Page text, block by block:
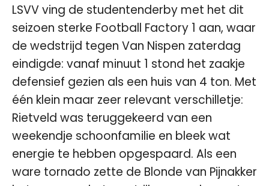
LSVV ving de studentenderby met het dit
seizoen sterke Football Factory 1 aan, waar
de wedstrijd tegen Van Nispen zaterdag
eindigde: vanaf minuut 1 stond het zaakje
defensief gezien als een huis van 4 ton. Met
één klein maar zeer relevant verschilletje:
Rietveld was teruggekeerd van een
weekendje schoonfamilie en bleek wat
energie te hebben opgespaard. Als een
ware tornado zette de Blonde van Pijnakker